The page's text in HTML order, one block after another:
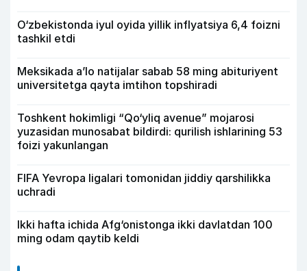
O‘zbekistonda iyul oyida yillik inflyatsiya 6,4 foizni
tashkil etdi
Meksikada a’lo natijalar sabab 58 ming abituriyent
universitetga qayta imtihon topshiradi
Toshkent hokimligi “Qo‘yliq avenue” mojarosi
yuzasidan munosabat bildirdi: qurilish ishlarining 53
foizi yakunlangan
FIFA Yevropa ligalari tomonidan jiddiy qarshilikka
uchradi
Ikki hafta ichida Afg‘onistonga ikki davlatdan 100
ming odam qaytib keldi